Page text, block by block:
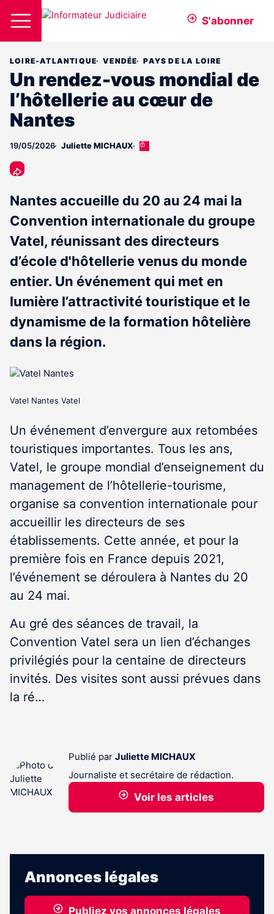
S'abonner
LOIRE-ATLANTIQUE VENDÉE PAYS DE LA LOIRE
Un rendez-vous mondial de
l’hôtellerie au cœur de
Nantes
19/05/2026 Juliette MICHAUX
Cet
aux
abonnés
Nantes accueille du 20 au 24 mai la
Convention internationale du groupe
Vatel, réunissant des directeurs
d’école d'hôtellerie venus du monde
entier. Un événement qui met en
lumière l’attractivité touristique et le
dynamisme de la formation hôtelière
dans la région.
Vatel Nantes Vatel
Un événement d’envergure aux retombées
touristiques importantes. Tous les ans,
Vatel, le groupe mondial d’enseignement du
management de l’hôtellerie-tourisme,
organise sa convention internationale pour
accueillir les directeurs de ses
établissements. Cette année, et pour la
première fois en France depuis 2021,
l’événement se déroulera à Nantes du 20
au 24 mai.
Au gré des séances de travail, la
Convention Vatel sera un lien d’échanges
privilégiés pour la centaine de directeurs
invités. Des visites sont aussi prévues dans
la ré…
Publié par Juliette MICHAUX
Journaliste et secrétaire de rédaction.
Voir les articles
Annonces légales
Publiez vos annonces légales